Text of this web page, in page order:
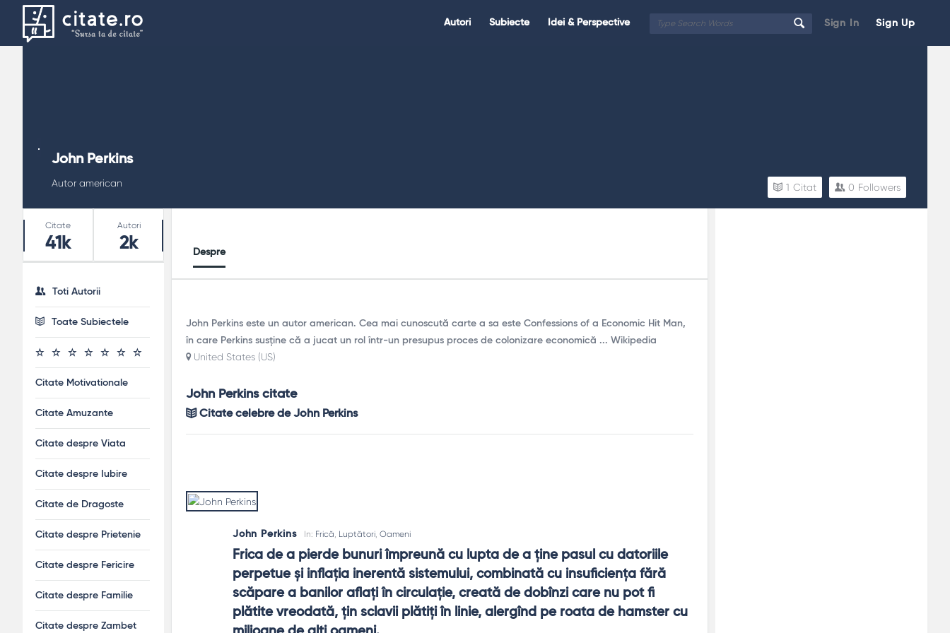
Sign In Sign Up
Citate.ro
Autori Subiecte Idei & Perspective
John Perkins
Autor american 0 Followers
1 Citat
Despre
John Perkins este un autor american. Cea mai cunoscută carte a sa este Confessions of a Economic Hit Man,
în care Perkins susține că a jucat un rol într-un presupus proces de colonizare economică ... Wikipedia
United States (US)
John Perkins citate
Citate celebre de John Perkins
John Perkins In: Frică Luptători, Oameni
Frica de a pierde bunuri împreună cu lupta de a ţine pasul cu datoriile
perpetue şi inflaţia inerentă sistemului, combinată cu insuficienţa fără
scăpare a banilor aflaţi în circulaţie, creată de dobînzi care nu pot fi
plătite vreodată, ţin sclavii plătiţi în linie, alergînd pe roata de hamster cu
Stats
Citate
41k
Autori
2k
Toti Autorii
Toate Subiectele
Citate Motivationale
Citate Amuzante
Citate despre Viata
Citate despre Iubire
Citate de Dragoste
Citate despre Prietenie
Citate despre Fericire
Citate despre Familie
Citate despre Zambet